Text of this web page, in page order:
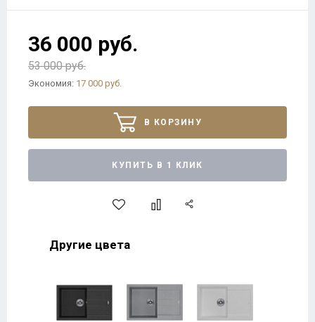
36 000 руб.
53 000 руб.
Экономия: 17 000 руб.
В КОРЗИНУ
КУПИТЬ В 1 КЛИК
Другие цвета